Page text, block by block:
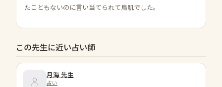
たこともないのに言い当てられて鳥肌でした。
この先生に近い占い師
月海 先生
占い